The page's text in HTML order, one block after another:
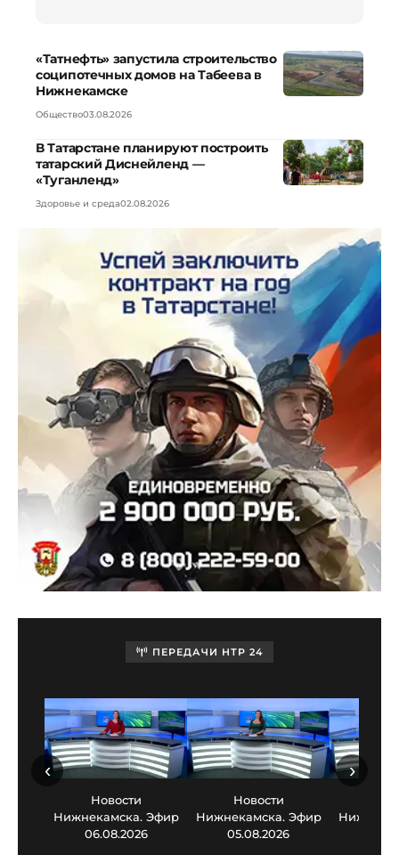
«Татнефть» запустила строительство
соципотечных домов на Табеева в
Нижнекамске
Общество03.08.2026
В Татарстане планируют построить
татарский Диснейленд —
«Туганленд»
Здоровье и среда02.08.2026
ПЕРЕДАЧИ НТР 24
Новости
Нижнекамска. Эфир
06.08.2026
Новости
Нижнекамска. Эфир
05.08.2026
‹ ›